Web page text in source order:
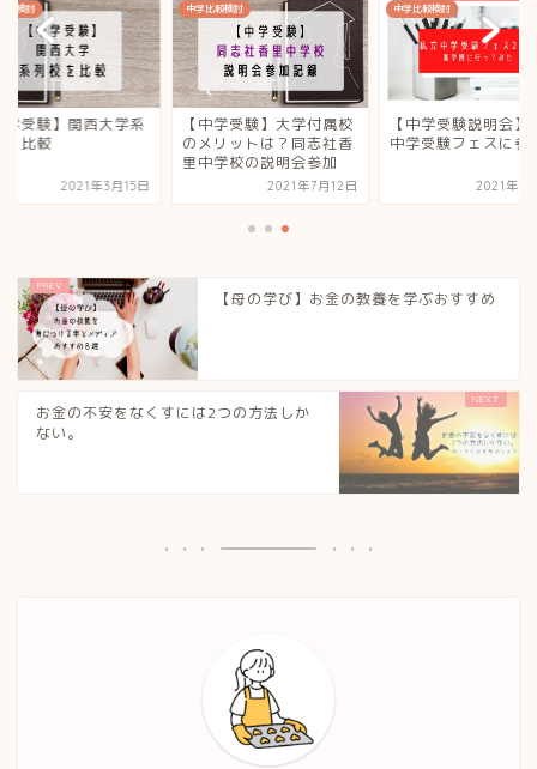
較検討
学受験】関西大学系
を比較
2021年3月15日
中学比較検討
【中学受験】大学付属校
のメリットは？同志社香
里中学校の説明会参加
2021年7月12日
中学比較検討
【中学受験説明会】
中学受験フェスに参
2021年4
【母の学び】お金の教養を学ぶおすすめ
お金の不安をなくすには2つの方法しか
ない。